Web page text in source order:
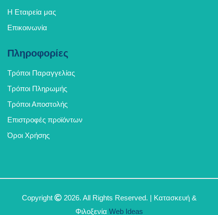
Η Εταιρεία μας
Επικοινωνία
Πληροφορίες
Τρόποι Παραγγελίας
Τρόποι Πληρωμής
Τρόποι Αποστολής
Επιστροφές προϊόντων
Όροι Χρήσης
Copyright
2026. All Rights Reserved. | Κατασκευή &
Φιλοξενία Web Ideas